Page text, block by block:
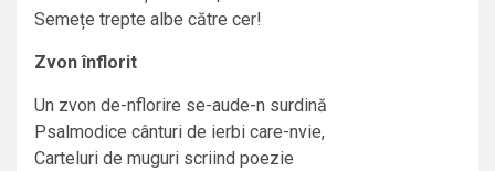
Semețe trepte albe către cer!
Zvon înflorit
Un zvon de-nflorire se-aude-n surdină
Psalmodice cânturi de ierbi care-nvie,
Carteluri de muguri scriind poezie